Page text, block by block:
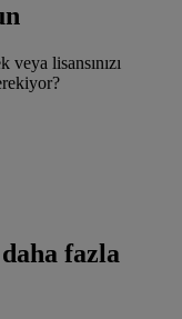
lisansınızı
fazla